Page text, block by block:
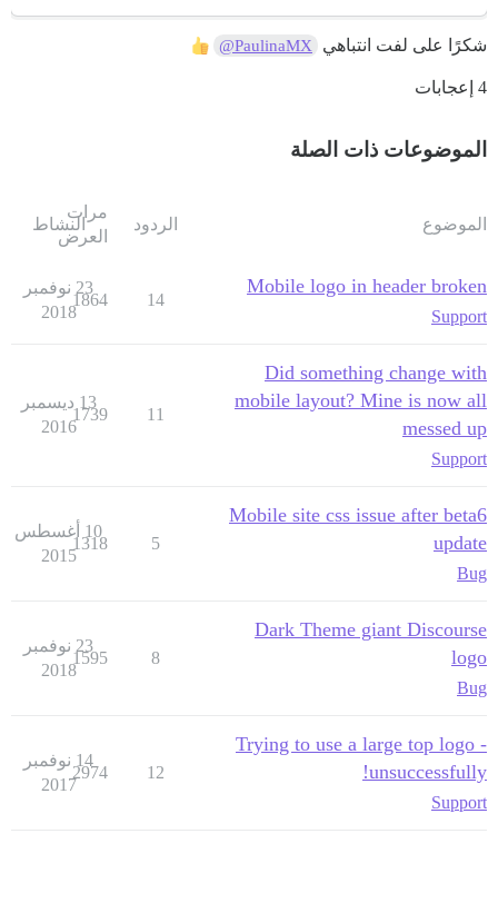
شكرًا على لفت انتباهي @PaulinaMX
4 إعجابات
الموضوعات ذات الصلة
الموضوع الردود
مرات
العرض
النشاط
Mobile logo in header broken
Support
14
1864
23 نوفمبر
2018
Did something change with
mobile layout? Mine is now all
messed up
Support
11
1739
13 ديسمبر
2016
Mobile site css issue after beta6
update
Bug
5
1318
10 أغسطس
2015
Dark Theme giant Discourse
logo
Bug
8
1595
23 نوفمبر
2018
Trying to use a large top logo -
unsuccessfully!
Support
12
2974
14 نوفمبر
2017